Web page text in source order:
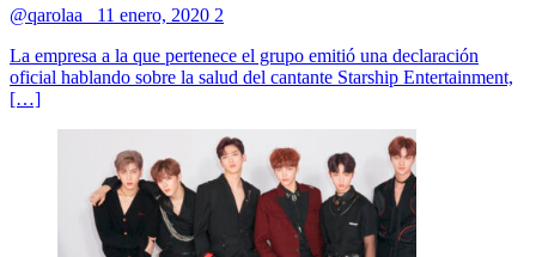
@qarolaa_ 11 enero, 2020 2
La empresa a la que pertenece el grupo emitió una declaración
oficial hablando sobre la salud del cantante Starship Entertainment,
[…]